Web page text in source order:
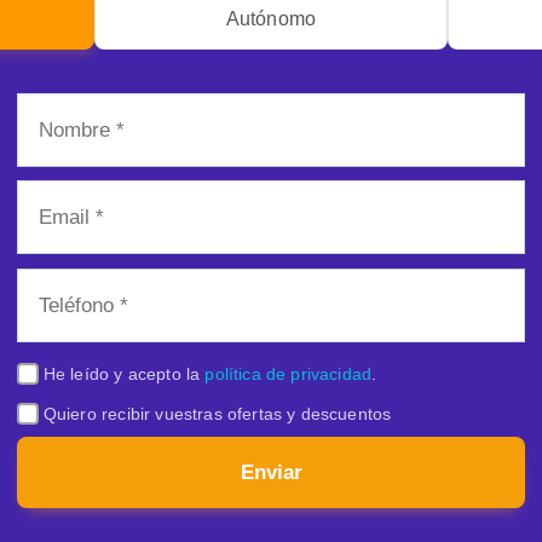
Autónomo
He leído y acepto la política de privacidad
Quiero recibir vuestras ofertas y descuentos
Enviar